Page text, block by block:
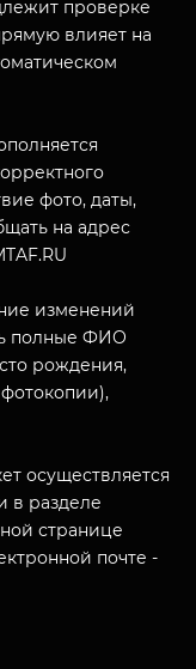
проверке
влияет на
фото, даты,
на адрес
изменений
полные ФИО
рождения,
осуществляется
в разделе
странице
почте -